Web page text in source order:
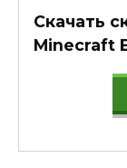
Скачать
Minecraft